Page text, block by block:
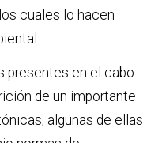
cuales lo hacen
presentes en el cabo
de un importante
algunas de ellas